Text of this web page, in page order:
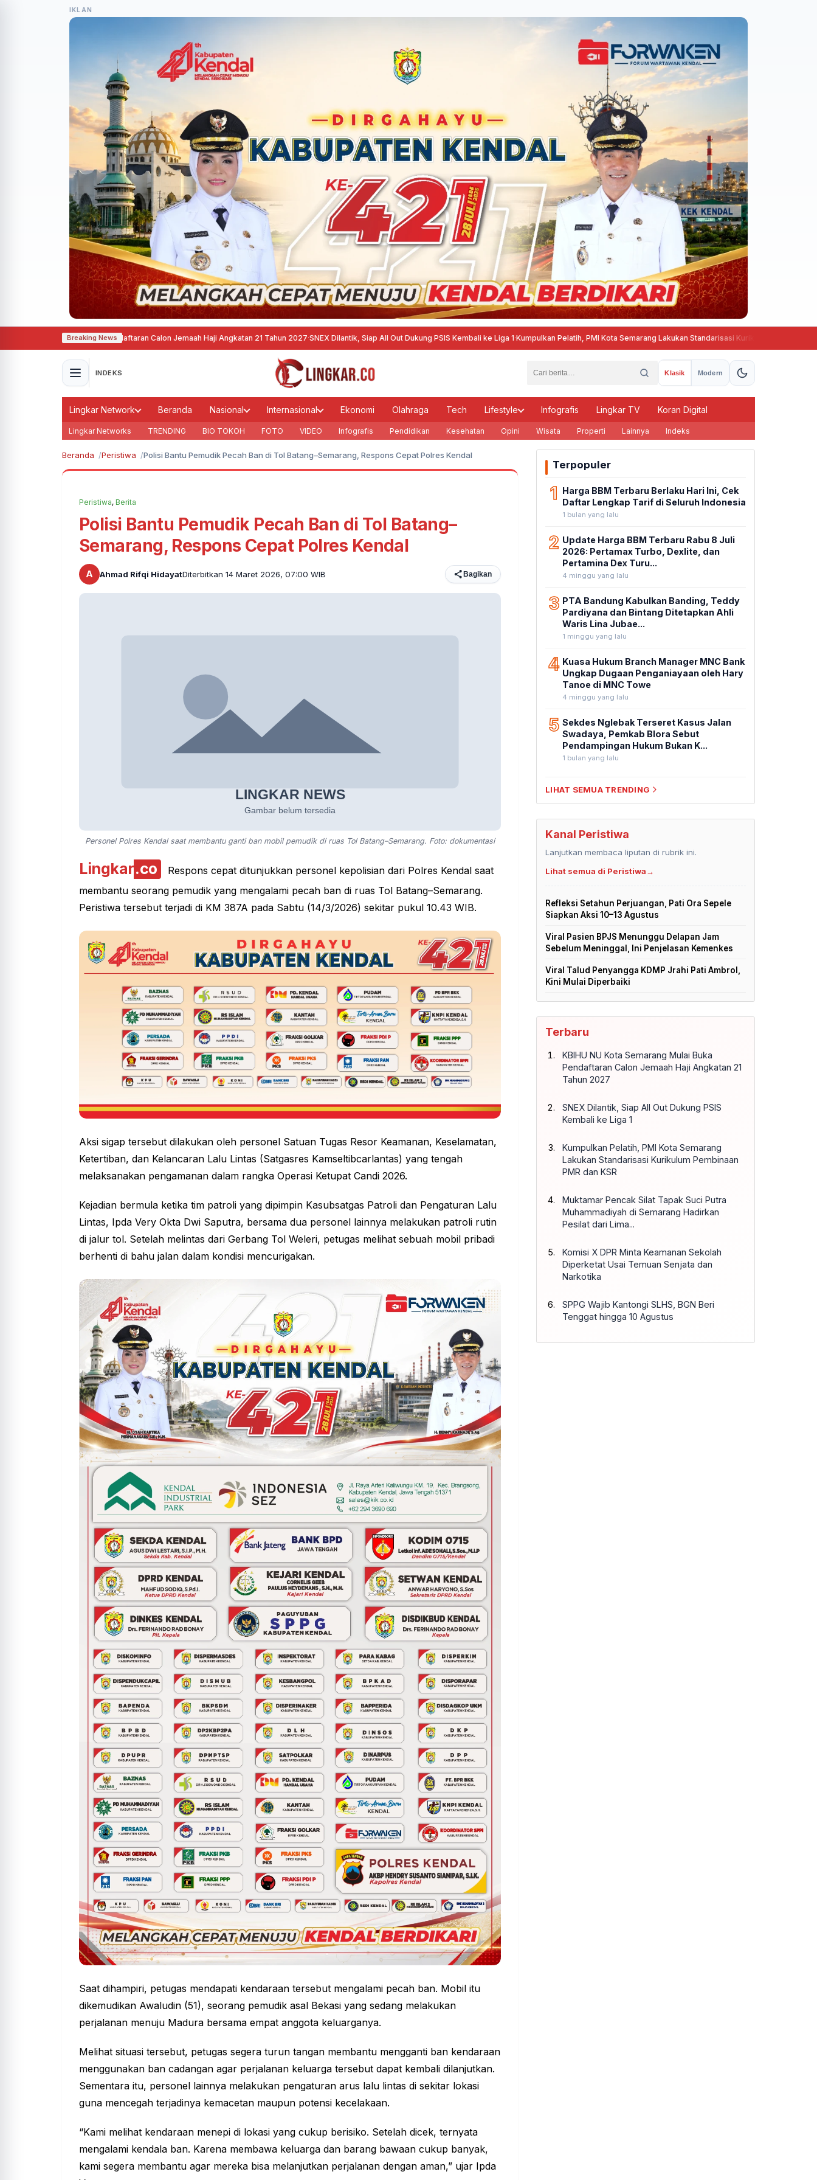
IKLAN
Breaking News
Mulai Buka Pendaftaran Calon Jemaah Haji Angkatan 21 Tahun 2027·SNEX Dilantik, Siap All Out Dukung PSIS Kembali ke Liga 1·Kumpulkan Pelatih, PMI Kota Semarang Lakukan Standarisasi Kurikulum Pembinaan PMR dan
INDEKS Klasik Modern
Lingkar Network Beranda Nasional Internasional Ekonomi Olahraga Tech Lifestyle Infografis Lingkar TV Koran Digital
Lingkar Networks TRENDING BIO TOKOH FOTO VIDEO Infografis Pendidikan Kesehatan Opini Wisata Properti Lainnya Indeks
Beranda Peristiwa Polisi Bantu Pemudik Pecah Ban di Tol Batang–Semarang, Respons Cepat Polres Kendal
Peristiwa, Berita
Polisi Bantu Pemudik Pecah Ban di Tol Batang–
Semarang, Respons Cepat Polres Kendal
A Ahmad Rifqi HidayatDiterbitkan 14 Maret 2026, 07:00 WIB Bagikan
Personel Polres Kendal saat membantu ganti ban mobil pemudik di ruas Tol Batang–Semarang. Foto: dokumentasi
Lingkar.co
Respons cepat ditunjukkan personel kepolisian dari Polres Kendal saat
membantu seorang pemudik yang mengalami pecah ban di ruas Tol Batang–Semarang.
Peristiwa tersebut terjadi di KM 387A pada Sabtu (14/3/2026) sekitar pukul 10.43 WIB.
Aksi sigap tersebut dilakukan oleh personel Satuan Tugas Resor Keamanan, Keselamatan,
Ketertiban, dan Kelancaran Lalu Lintas (Satgasres Kamseltibcarlantas) yang tengah
melaksanakan pengamanan dalam rangka Operasi Ketupat Candi 2026.
Kejadian bermula ketika tim patroli yang dipimpin Kasubsatgas Patroli dan Pengaturan Lalu
Lintas, Ipda Very Okta Dwi Saputra, bersama dua personel lainnya melakukan patroli rutin
di jalur tol. Setelah melintas dari Gerbang Tol Weleri, petugas melihat sebuah mobil pribadi
berhenti di bahu jalan dalam kondisi mencurigakan.
Saat dihampiri, petugas mendapati kendaraan tersebut mengalami pecah ban. Mobil itu
dikemudikan Awaludin (51), seorang pemudik asal Bekasi yang sedang melakukan
perjalanan menuju Madura bersama empat anggota keluarganya.
Melihat situasi tersebut, petugas segera turun tangan membantu mengganti ban kendaraan
menggunakan ban cadangan agar perjalanan keluarga tersebut dapat kembali dilanjutkan.
Sementara itu, personel lainnya melakukan pengaturan arus lalu lintas di sekitar lokasi
guna mencegah terjadinya kemacetan maupun potensi kecelakaan.
“Kami melihat kendaraan menepi di lokasi yang cukup berisiko. Setelah dicek, ternyata
mengalami kendala ban. Karena membawa keluarga dan barang bawaan cukup banyak,
kami segera membantu agar mereka bisa melanjutkan perjalanan dengan aman,” ujar Ipda
Terpopuler
1 Harga BBM Terbaru Berlaku Hari Ini, Cek
Daftar Lengkap Tarif di Seluruh Indonesia
1 bulan yang lalu
2 Update Harga BBM Terbaru Rabu 8 Juli
2026: Pertamax Turbo, Dexlite, dan
Pertamina Dex Turu...
4 minggu yang lalu
3 PTA Bandung Kabulkan Banding, Teddy
Pardiyana dan Bintang Ditetapkan Ahli
Waris Lina Jubae...
1 minggu yang lalu
4 Kuasa Hukum Branch Manager MNC Bank
Ungkap Dugaan Penganiayaan oleh Hary
Tanoe di MNC Towe
4 minggu yang lalu
5 Sekdes Nglebak Terseret Kasus Jalan
Swadaya, Pemkab Blora Sebut
Pendampingan Hukum Bukan K...
1 bulan yang lalu
LIHAT SEMUA TRENDING
Kanal Peristiwa
Lanjutkan membaca liputan di rubrik ini.
Lihat semua di Peristiwa→
Refleksi Setahun Perjuangan, Pati Ora Sepele
Siapkan Aksi 10–13 Agustus
Viral Pasien BPJS Menunggu Delapan Jam
Sebelum Meninggal, Ini Penjelasan Kemenkes
Viral Talud Penyangga KDMP Jrahi Pati Ambrol,
Kini Mulai Diperbaiki
Terbaru
KBIHU NU Kota Semarang Mulai Buka
Pendaftaran Calon Jemaah Haji Angkatan 21
Tahun 2027
SNEX Dilantik, Siap All Out Dukung PSIS
Kembali ke Liga 1
Kumpulkan Pelatih, PMI Kota Semarang
Lakukan Standarisasi Kurikulum Pembinaan
PMR dan KSR
Muktamar Pencak Silat Tapak Suci Putra
Muhammadiyah di Semarang Hadirkan
Pesilat dari Lima...
Komisi X DPR Minta Keamanan Sekolah
Diperketat Usai Temuan Senjata dan
Narkotika
SPPG Wajib Kantongi SLHS, BGN Beri
Tenggat hingga 10 Agustus